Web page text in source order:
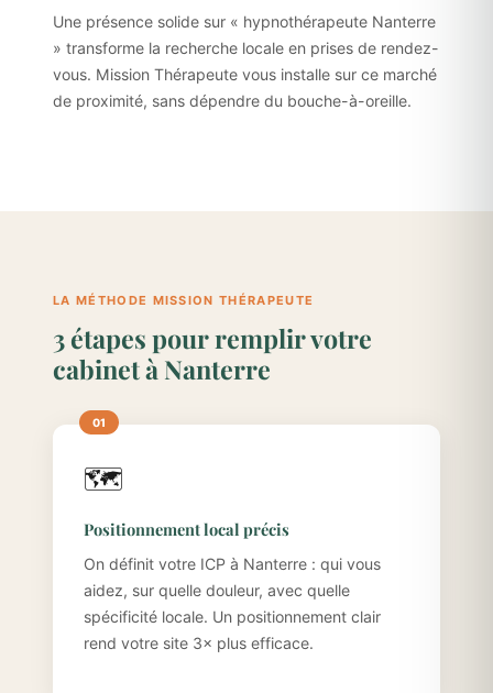
Une présence solide sur « hypnothérapeute Nanterre
» transforme la recherche locale en prises de rendez-
vous. Mission Thérapeute vous installe sur ce marché
de proximité, sans dépendre du bouche-à-oreille.
LA MÉTHODE MISSION THÉRAPEUTE
3 étapes pour remplir votre
cabinet à Nanterre
🗺️
Positionnement local précis
On définit votre ICP à Nanterre : qui vous
aidez, sur quelle douleur, avec quelle
spécificité locale. Un positionnement clair
rend votre site 3× plus efficace.